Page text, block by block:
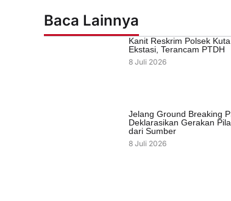
Baca Lainnya
Kanit Reskrim Polsek
Ekstasi, Terancam PTDH
8 Juli 2026
Jelang Ground Breaking
Deklarasikan Gerakan
dari Sumber
8 Juli 2026